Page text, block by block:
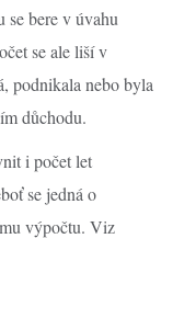
se bere v úvahu
se ale liší v
podnikala nebo byla
důchodu.
i počet let
se jedná o
výpočtu. Viz